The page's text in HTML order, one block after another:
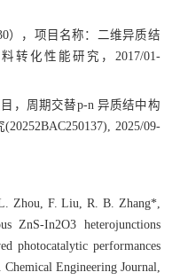
），项目名称：二维异质结
转化性能研究，2017/01-
，周期交替p-n 异质结中构
2025/09-
Zhou, F. Liu, R. B. Zhang*,
ZnS-In2O3 heterojunctions
photocatalytic performances
Engineering Journal,